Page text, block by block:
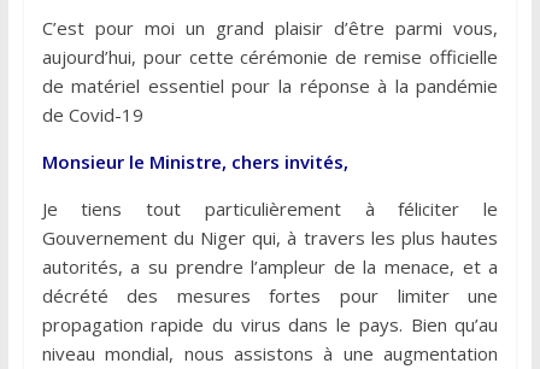
C’est pour moi un grand plaisir d’être parmi vous,
aujourd’hui, pour cette cérémonie de remise officielle
de matériel essentiel pour la réponse à la pandémie
de Covid-19
Monsieur le Ministre, chers invités,
Je tiens tout particulièrement à féliciter le
Gouvernement du Niger qui, à travers les plus hautes
autorités, a su prendre l’ampleur de la menace, et a
décrété des mesures fortes pour limiter une
propagation rapide du virus dans le pays. Bien qu’au
niveau mondial, nous assistons à une augmentation